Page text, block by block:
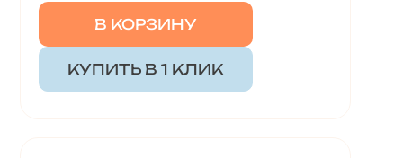
В КОРЗИНУ
КУПИТЬ В 1 КЛИК